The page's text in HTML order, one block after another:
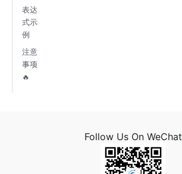
表达
式示
例
注意
事项
🔥
Follow Us On WeChat